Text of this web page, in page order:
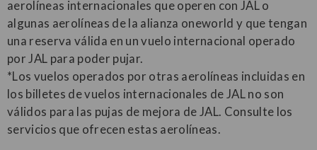
aerolíneas internacionales que operen con JAL o
algunas aerolíneas de la alianza oneworld y que tengan
una reserva válida en un vuelo internacional operado
por JAL para poder pujar.
*Los vuelos operados por otras aerolíneas incluidas en
los billetes de vuelos internacionales de JAL no son
válidos para las pujas de mejora de JAL. Consulte los
servicios que ofrecen estas aerolíneas.